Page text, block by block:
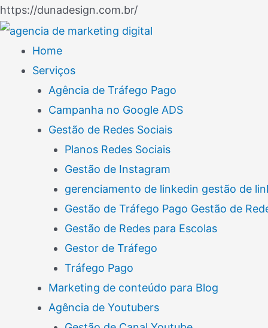
https://dunadesign.com.br/Ir
para
Home
Serviços
Agência de Tráfego Pago
Campanha no Google ADS
Gestão de Redes Sociais
Planos Redes Sociais
Gestão de Instagram
gerenciamento de linkedin gestão de
Gestão de Tráfego Pago Gestão de
Gestão de Redes para Escolas
Gestor de Tráfego
Tráfego Pago
Marketing de conteúdo para Blog
Agência de Youtubers
Navegação
de
Post